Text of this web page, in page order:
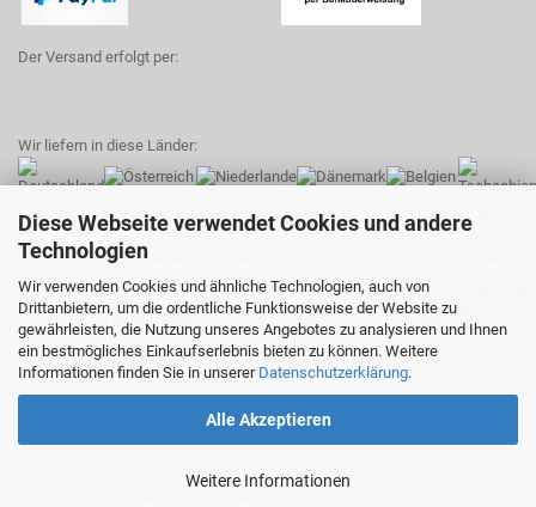
Diese Webseite verwendet Cookies und andere
Technologien
Wir verwenden Cookies und ähnliche Technologien, auch von
Drittanbietern, um die ordentliche Funktionsweise der Website zu
gewährleisten, die Nutzung unseres Angebotes zu analysieren und Ihnen
ein bestmögliches Einkaufserlebnis bieten zu können. Weitere
Informationen finden Sie in unserer Datenschutzerklärung.
Alle Akzeptieren
Weitere Informationen
Der Versand erfolgt per:
Wir liefern in diese Länder: